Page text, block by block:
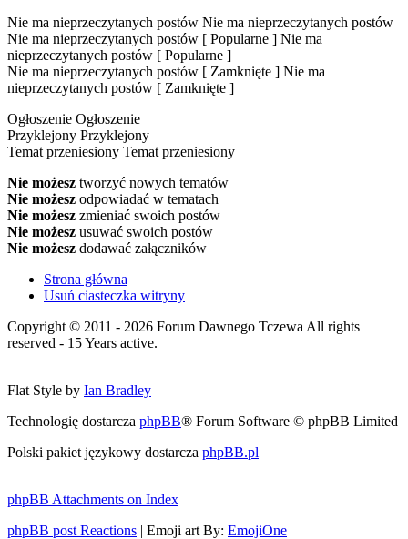
Nie ma nieprzeczytanych postów Nie ma nieprzeczytanych postów
Nie ma nieprzeczytanych postów [ Popularne ] Nie ma
nieprzeczytanych postów [ Popularne ]
Nie ma nieprzeczytanych postów [ Zamknięte ] Nie ma
nieprzeczytanych postów [ Zamknięte ]
Ogłoszenie Ogłoszenie
Przyklejony Przyklejony
Temat przeniesiony Temat przeniesiony
Nie możesz tworzyć nowych tematów
Nie możesz odpowiadać w tematach
Nie możesz zmieniać swoich postów
Nie możesz usuwać swoich postów
Nie możesz dodawać załączników
Strona główna
Usuń ciasteczka witryny
Copyright © 2011 - 2026 Forum Dawnego Tczewa All rights
reserved - 15 Years active.
Flat Style by Ian Bradley
Technologię dostarcza phpBB® Forum Software © phpBB Limited
Polski pakiet językowy dostarcza phpBB.pl
phpBB Attachments on Index
phpBB post Reactions | Emoji art By: EmojiOne